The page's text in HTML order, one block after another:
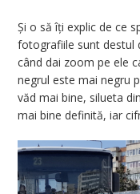
Și o să îți explic de ce
fotografiile sunt destul
când dai zoom pe ele
negrul este mai negru
văd mai bine, silueta
mai bine definită, iar